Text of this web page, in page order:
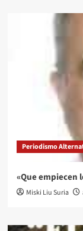
Periodismo
«Que empiecen
Miski Liu Suria